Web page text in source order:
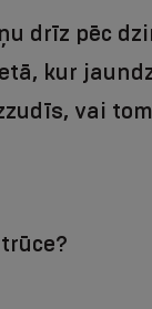
drīz pēc
kur
vai